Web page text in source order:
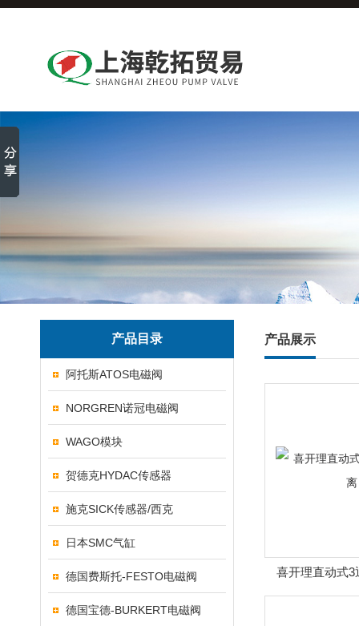
产品目录
阿托斯ATOS电磁阀
NORGREN诺冠电磁阀
WAGO模块
贺德克HYDAC传感器
施克SICK传感器/西克
日本SMC气缸
德国费斯托-FESTO电磁阀
德国宝德-BURKERT电磁阀
产品展示
喜开理直动式3